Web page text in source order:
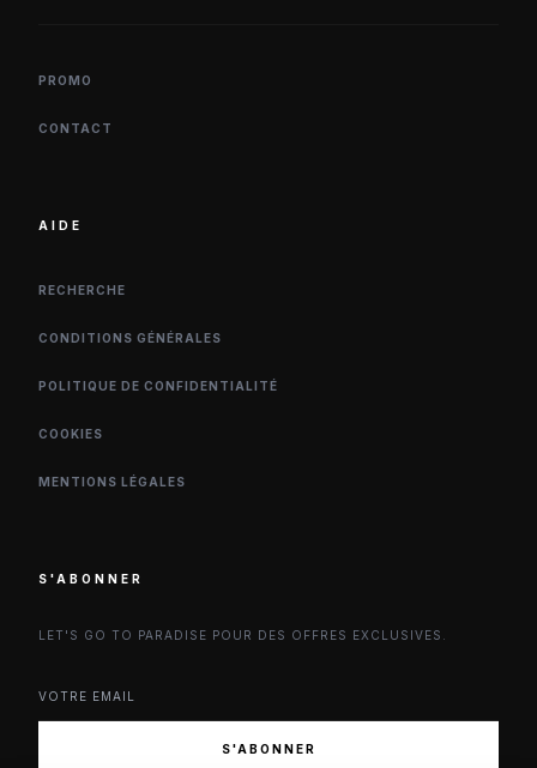
PROMO
CONTACT
AIDE
RECHERCHE
CONDITIONS GÉNÉRALES
POLITIQUE DE CONFIDENTIALITÉ
COOKIES
MENTIONS LÉGALES
S'ABONNER
LET'S GO TO PARADISE POUR DES OFFRES EXCLUSIVES.
S'ABONNER